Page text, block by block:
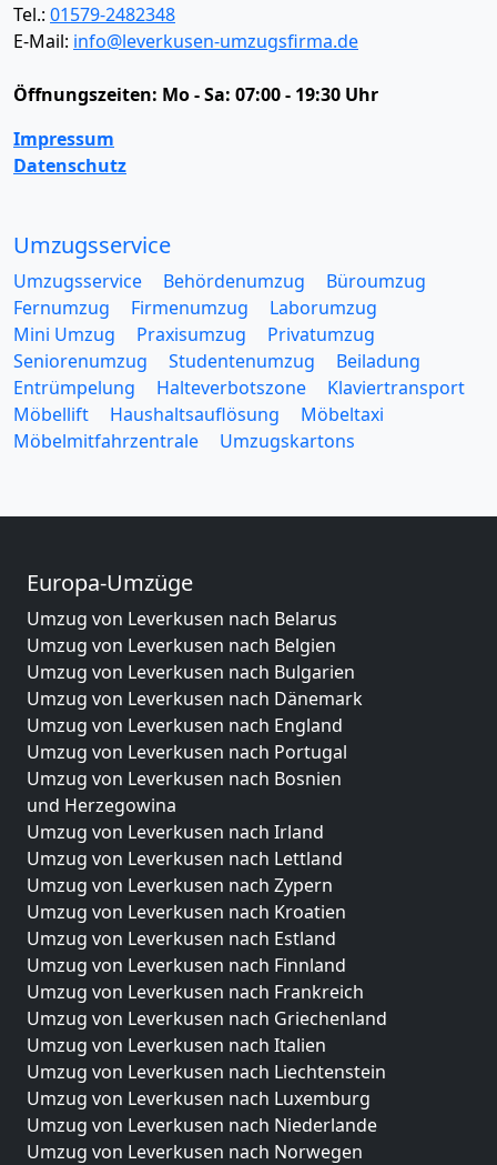
Tel.: 01579-2482348
E-Mail: info@leverkusen-umzugsfirma.de
Öffnungszeiten: Mo - Sa: 07:00 - 19:30 Uhr
Impressum
Datenschutz
Umzugsservice
Umzugsservice Behördenumzug
Büroumzug
Fernumzug
Firmenumzug
Laborumzug
Mini Umzug
Praxisumzug
Privatumzug
Seniorenumzug
Studentenumzug
Beiladung
Entrümpelung
Halteverbotszone
Klaviertransport
Möbellift
Haushaltsauflösung
Möbeltaxi
Möbelmitfahrzentrale
Umzugskartons
Europa-Umzüge
Umzug von Leverkusen nach Belarus
Umzug von Leverkusen nach Belgien
Umzug von Leverkusen nach Bulgarien
Umzug von Leverkusen nach Dänemark
Umzug von Leverkusen nach England
Umzug von Leverkusen nach Portugal
Umzug von Leverkusen nach Bosnien
und Herzegowina
Umzug von Leverkusen nach Irland
Umzug von Leverkusen nach Lettland
Umzug von Leverkusen nach Zypern
Umzug von Leverkusen nach Kroatien
Umzug von Leverkusen nach Estland
Umzug von Leverkusen nach Finnland
Umzug von Leverkusen nach Frankreich
Umzug von Leverkusen nach Griechenland
Umzug von Leverkusen nach Italien
Umzug von Leverkusen nach Liechtenstein
Umzug von Leverkusen nach Luxemburg
Umzug von Leverkusen nach Niederlande
Umzug von Leverkusen nach Norwegen